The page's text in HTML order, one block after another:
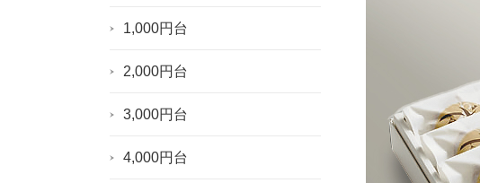
1,000円台
2,000円台
3,000円台
4,000円台